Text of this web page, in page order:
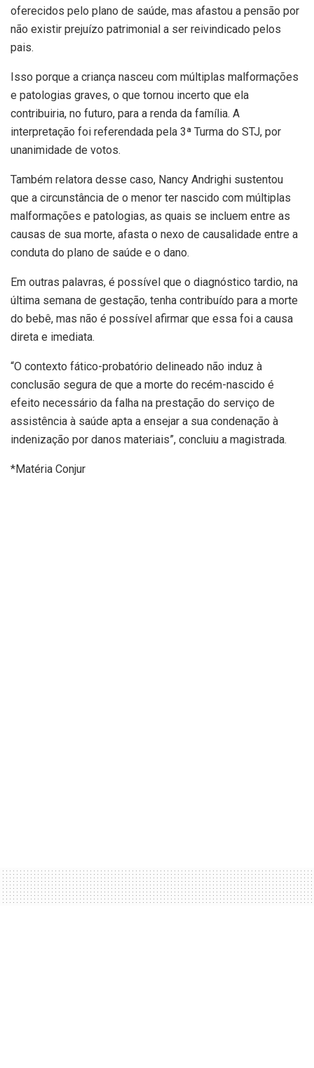
oferecidos pelo plano de saúde, mas afastou a pensão por
não existir prejuízo patrimonial a ser reivindicado pelos
pais.
Isso porque a criança nasceu com múltiplas malformações
e patologias graves, o que tornou incerto que ela
contribuiria, no futuro, para a renda da família. A
interpretação foi referendada pela 3ª Turma do STJ, por
unanimidade de votos.
Também relatora desse caso, Nancy Andrighi sustentou
que a circunstância de o menor ter nascido com múltiplas
malformações e patologias, as quais se incluem entre as
causas de sua morte, afasta o nexo de causalidade entre a
conduta do plano de saúde e o dano.
Em outras palavras, é possível que o diagnóstico tardio, na
última semana de gestação, tenha contribuído para a morte
do bebê, mas não é possível afirmar que essa foi a causa
direta e imediata.
“O contexto fático-probatório delineado não induz à
conclusão segura de que a morte do recém-nascido é
efeito necessário da falha na prestação do serviço de
assistência à saúde apta a ensejar a sua condenação à
indenização por danos materiais”, concluiu a magistrada.
*Matéria Conjur